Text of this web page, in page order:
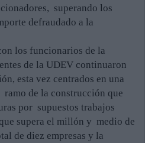
superando los
defraudado a la
los funcionarios de la
de la UDEV continuaron
esta vez centrados en una
de la construcción que
por supuestos trabajos
supera el millón y medio de
de diez empresas y la